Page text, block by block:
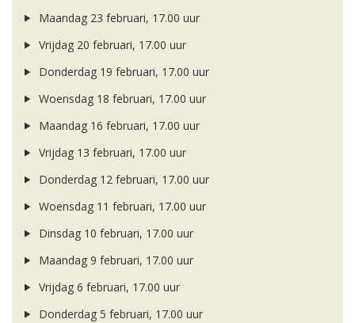
Maandag 23 februari, 17.00 uur
Vrijdag 20 februari, 17.00 uur
Donderdag 19 februari, 17.00 uur
Woensdag 18 februari, 17.00 uur
Maandag 16 februari, 17.00 uur
Vrijdag 13 februari, 17.00 uur
Donderdag 12 februari, 17.00 uur
Woensdag 11 februari, 17.00 uur
Dinsdag 10 februari, 17.00 uur
Maandag 9 februari, 17.00 uur
Vrijdag 6 februari, 17.00 uur
Donderdag 5 februari, 17.00 uur